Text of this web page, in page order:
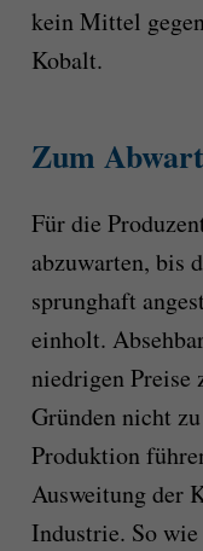
kein Mittel
Kobalt.
Zum
Für die
abzuwarten, bis
sprunghaft
einholt.
niedrigen Preise
Gründen nicht
Produktion
Ausweitung der
Industrie. So